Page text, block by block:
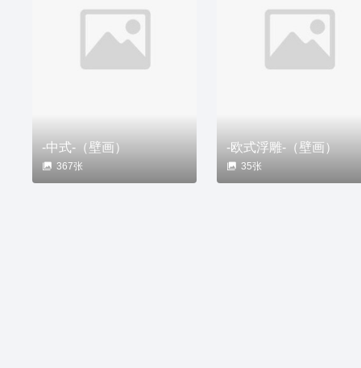
-中式-（壁画）
367张
-欧式浮雕-（壁画）
35张